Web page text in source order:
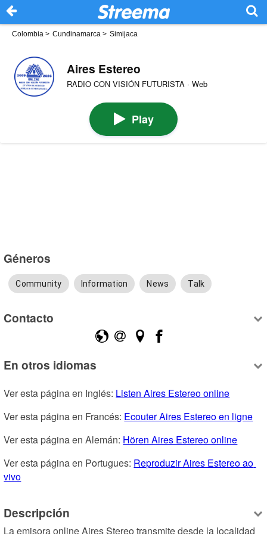
Colombia > Cundinamarca > Simijaca
Aires Estereo
RADIO CON VISIÓN FUTURISTA · Web
Play
Géneros
Community Information News Talk
Contacto
En otros idiomas
Ver esta página en Inglés: Listen Aires Estereo online
Ver esta página en Francés: Ecouter Aires Estereo en ligne
Ver esta página en Alemán: Hören Aires Estereo online
Ver esta página en Portugues: Reproduzir Aires Estereo ao
vivo
Descripción
La emisora online Aires Stereo transmite desde la localidad